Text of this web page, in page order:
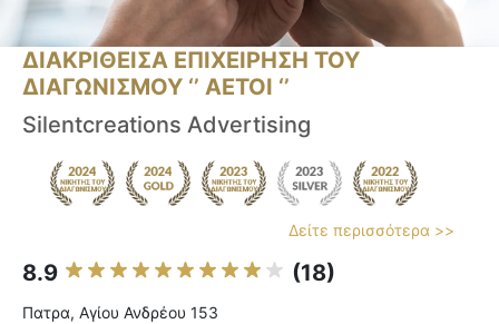
ΔΙΑΚΡΙΘΕΙΣΑ ΕΠΙΧΕΙΡΗΣΗ ΤΟΥ
ΔΙΑΓΩΝΙΣΜΟΥ ‘’ ΑΕΤΟΙ ‘’
Silentcreations Advertising
Δείτε περισσότερα >>
8.9 (18)
Πατρα, Αγίου Ανδρέου 153